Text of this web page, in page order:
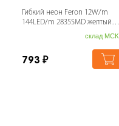
Гибкий неон Feron 12W/m
144LED/m 2835SMD желтый
склад МСК
793 ₽